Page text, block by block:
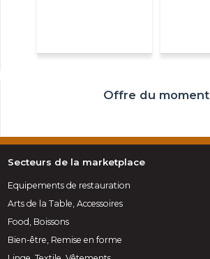
Offre du moment
Secteurs de la marketplace
Equipements de restauration
Arts de la Table, Accessoires
Food, Boissons
Bien-être, Remise en forme